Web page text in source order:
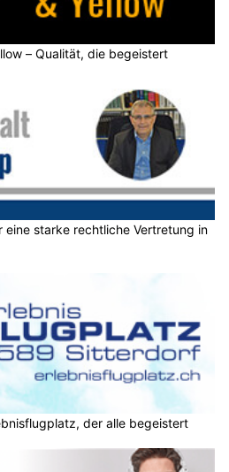
– Qualität, die begeistert
eine starke rechtliche Vertretung in
der alle begeistert